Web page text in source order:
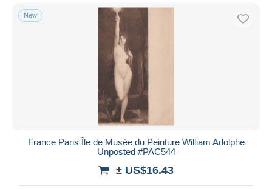
New
France Paris Île de Musée du Peinture William Adolphe
Unposted #PAC544
± US$16.43